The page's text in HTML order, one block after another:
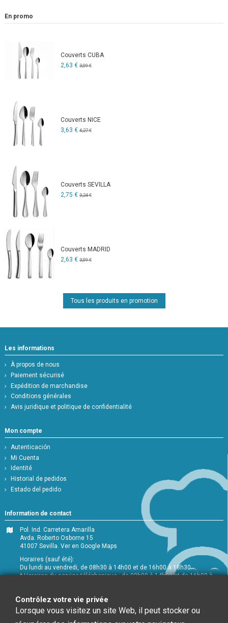
En promo
Couverts CUBA
2,63 € 3,09 €
Couverts NICE
3,63 € 4,27 €
Couverts SEVILLA
2,75 € 3,24 €
Couverts MADRID
2,63 € 3,09 €
Tous les produits en promotion
Les informations
À propos de nous
Paiement sécurisé
Expédition de marchandise
Conditions générales
Avis juridique et politique de confidentialité
Mon compte
Autenticación
Mi Cuenta
Identité
Historial de pedidos
Estado del pedido
Information de contact
Pol. Ind. Carretera Amarilla
Avda. Roberto Osborne 15
41007 Sevilla.Ver en Google Maps
Horaires (sauf été):
Du lundi au vendredi, de 08h30 à 14h00 et de 16h00 à 18h30.
* Horaires du service téléphonique : de 09h00 à 14h00 et de 16h00 à
+34 954 072 580
Service Clients :info@chefglobal.es
Contrôlez votre vie privée
Lorsque vous visitez un site Web, il peut stocker ou